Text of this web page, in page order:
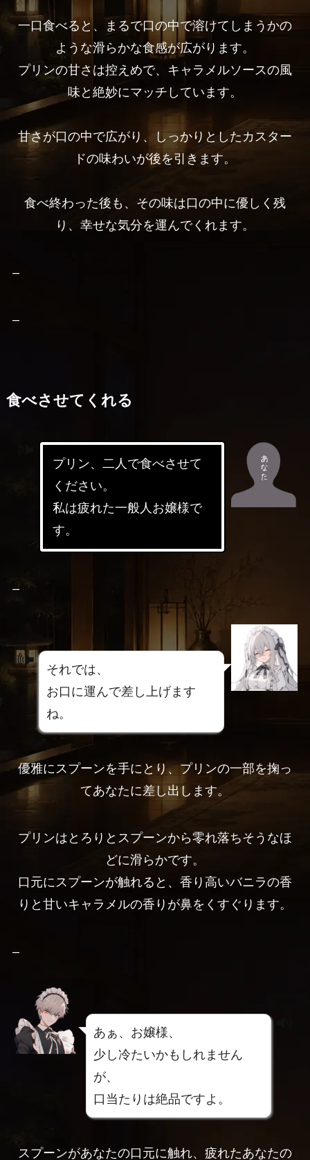
一口食べると、まるで口の中で溶けてしまうかの
ような滑らかな食感が広がります。
プリンの甘さは控えめで、キャラメルソースの風
味と絶妙にマッチしています。
甘さが口の中で広がり、しっかりとしたカスター
ドの味わいが後を引きます。
食べ終わった後も、その味は口の中に優しく残
り、幸せな気分を運んでくれます。
–
–
食べさせてくれる
プリン、二人で食べさせて
ください。
私は疲れた一般人お嬢様で
す。
–
それでは、
お口に運んで差し上げます
ね。
優雅にスプーンを手にとり、プリンの一部を掬っ
てあなたに差し出します。
プリンはとろりとスプーンから零れ落ちそうなほ
どに滑らかです。
口元にスプーンが触れると、香り高いバニラの香
りと甘いキャラメルの香りが鼻をくすぐります。
–
あぁ、お嬢様、
少し冷たいかもしれません
が、
口当たりは絶品ですよ。
スプーンがあなたの口元に触れ、疲れたあなたの